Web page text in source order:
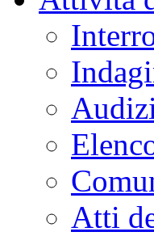
Atti